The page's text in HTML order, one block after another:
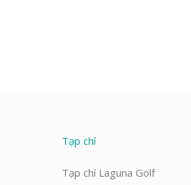
Tạp chí
Tạp chí Laguna Golf